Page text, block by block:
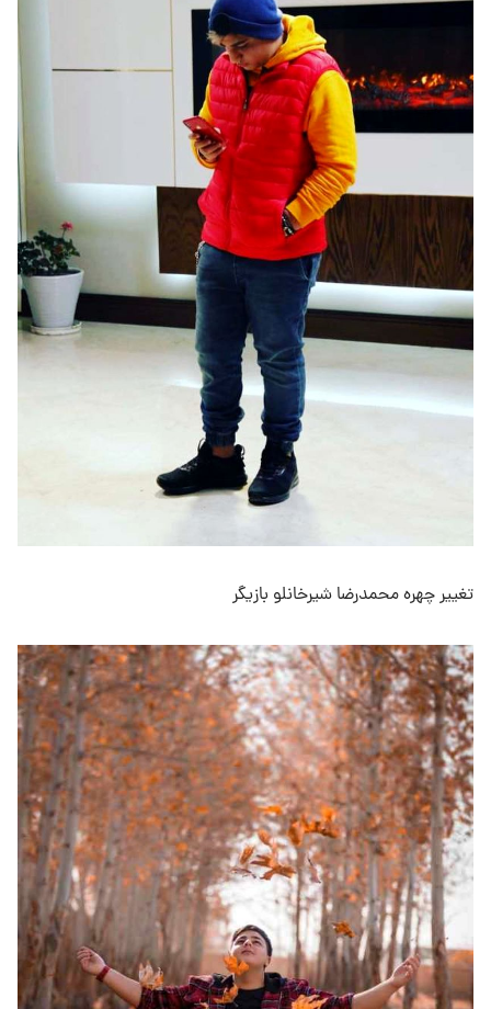
تغییر چهره محمدرضا شیرخانلو بازیگر